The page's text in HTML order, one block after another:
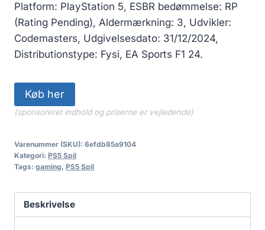
Platform: PlayStation 5, ESBR bedømmelse: RP
(Rating Pending), Aldermærkning: 3, Udvikler:
Codemasters, Udgivelsesdato: 31/12/2024,
Distributionstype: Fysi, EA Sports F1 24.
Køb her
(sponsoreret indhold og priserne er vejledende)
Varenummer (SKU): 6efdb85a9104
Kategori: PS5 Spil
Tags: gaming, PS5 Spil
Beskrivelse